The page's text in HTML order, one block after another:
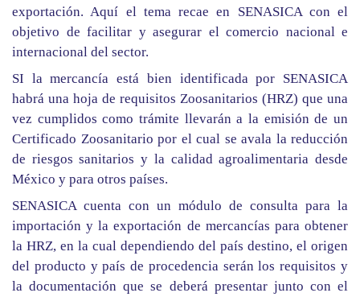
exportación. Aquí el tema recae en SENASICA con el
objetivo de facilitar y asegurar el comercio nacional e
internacional del sector.
SI la mercancía está bien identificada por SENASICA
habrá una hoja de requisitos Zoosanitarios (HRZ) que una
vez cumplidos como trámite llevarán a la emisión de un
Certificado Zoosanitario por el cual se avala la reducción
de riesgos sanitarios y la calidad agroalimentaria desde
México y para otros países.
SENASICA cuenta con un módulo de consulta para la
importación y la exportación de mercancías para obtener
la HRZ, en la cual dependiendo del país destino, el origen
del producto y país de procedencia serán los requisitos y
la documentación que se deberá presentar junto con el